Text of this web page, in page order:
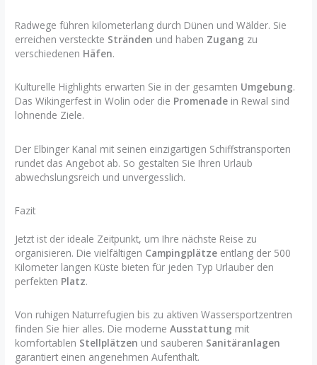
Radwege führen kilometerlang durch Dünen und Wälder. Sie
erreichen versteckte Stränden und haben Zugang zu
verschiedenen Häfen.
Kulturelle Highlights erwarten Sie in der gesamten Umgebung.
Das Wikingerfest in Wolin oder die Promenade in Rewal sind
lohnende Ziele.
Der Elbinger Kanal mit seinen einzigartigen Schiffstransporten
rundet das Angebot ab. So gestalten Sie Ihren Urlaub
abwechslungsreich und unvergesslich.
Fazit
Jetzt ist der ideale Zeitpunkt, um Ihre nächste Reise zu
organisieren. Die vielfältigen Campingplätze entlang der 500
Kilometer langen Küste bieten für jeden Typ Urlauber den
perfekten Platz.
Von ruhigen Naturrefugien bis zu aktiven Wassersportzentren
finden Sie hier alles. Die moderneAusstattung mit
komfortablen Stellplätzen und sauberen Sanitäranlagen
garantiert einen angenehmen Aufenthalt.